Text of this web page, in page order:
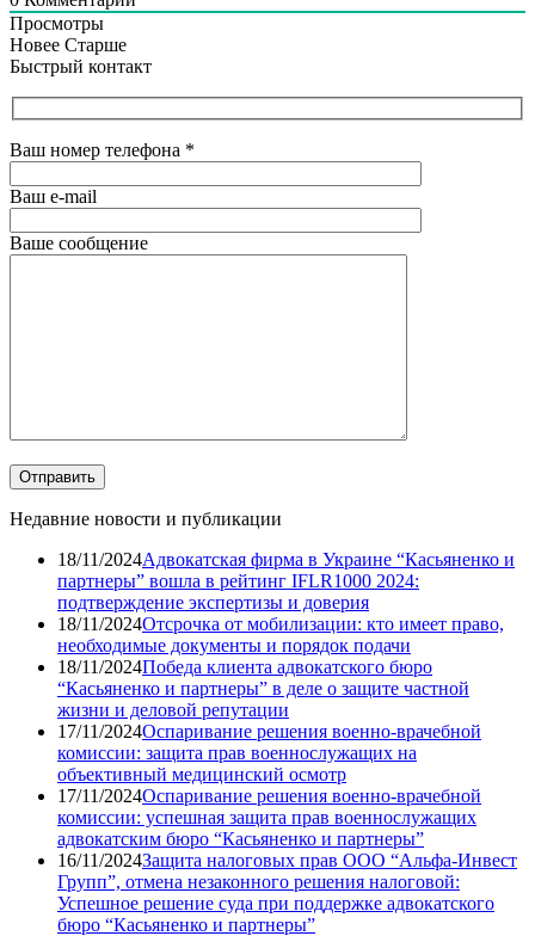
Просмотры
Новее Старше
Быстрый контакт
Ваш номер телефона *
Ваш e-mail
Ваше сообщение
Недавние новости и публикации
18/11/2024Адвокатская фирма в Украине “Касьяненко и
партнеры” вошла в рейтинг IFLR1000 2024:
подтверждение экспертизы и доверия
18/11/2024Отсрочка от мобилизации: кто имеет право,
необходимые документы и порядок подачи
18/11/2024Победа клиента адвокатского бюро
“Касьяненко и партнеры” в деле о защите частной
жизни и деловой репутации
17/11/2024Оспаривание решения военно-врачебной
комиссии: защита прав военнослужащих на
объективный медицинский осмотр
17/11/2024Оспаривание решения военно-врачебной
комиссии: успешная защита прав военнослужащих
адвокатским бюро “Касьяненко и партнеры”
16/11/2024Защита налоговых прав ООО “Альфа-Инвест
Групп”, отмена незаконного решения налоговой:
Успешное решение суда при поддержке адвокатского
бюро “Касьяненко и партнеры”